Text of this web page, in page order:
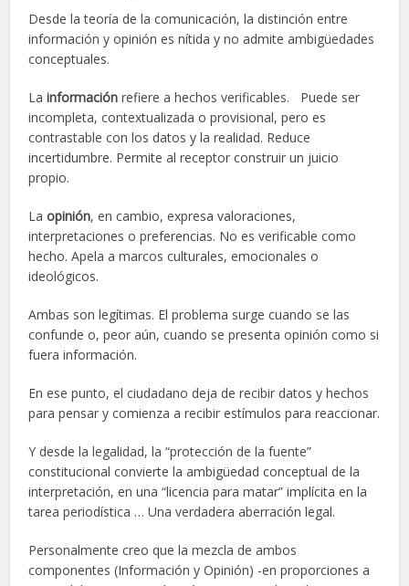
Desde la teoría de la comunicación, la distinción entre
información y opinión es nítida y no admite ambigüedades
conceptuales.
Lainformación refiere a hechos verificables. Puede ser
incompleta, contextualizada o provisional, pero es
contrastable con los datos y la realidad. Reduce
incertidumbre. Permite al receptor construir un juicio
propio.
Laopinión, en cambio, expresa valoraciones,
interpretaciones o preferencias. No es verificable como
hecho. Apela a marcos culturales, emocionales o
ideológicos.
Ambas son legítimas. El problema surge cuando se las
confunde o, peor aún, cuando se presenta opinión como si
fuera información.
En ese punto, el ciudadano deja de recibir datos y hechos
para pensar y comienza a recibir estímulos para reaccionar.
Y desde la legalidad, la “protección de la fuente”
constitucional convierte la ambigüedad conceptual de la
interpretación, en una “licencia para matar” implícita en la
tarea periodística … Una verdadera aberración legal.
Personalmente creo que la mezcla de ambos
componentes (Información y Opinión) -en proporciones a